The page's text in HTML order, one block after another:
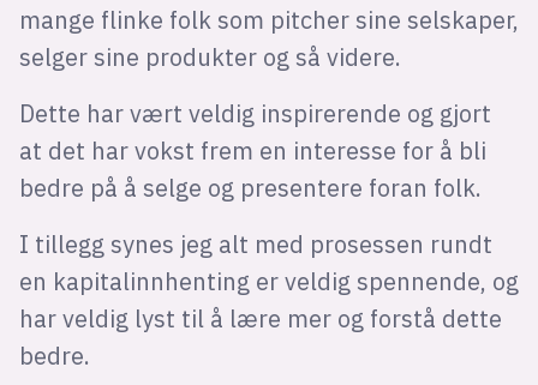
mange flinke folk som pitcher sine selskaper,
selger sine produkter og så videre.
Dette har vært veldig inspirerende og gjort
at det har vokst frem en interesse for å bli
bedre på å selge og presentere foran folk.
I tillegg synes jeg alt med prosessen rundt
en kapitalinnhenting er veldig spennende, og
har veldig lyst til å lære mer og forstå dette
bedre.